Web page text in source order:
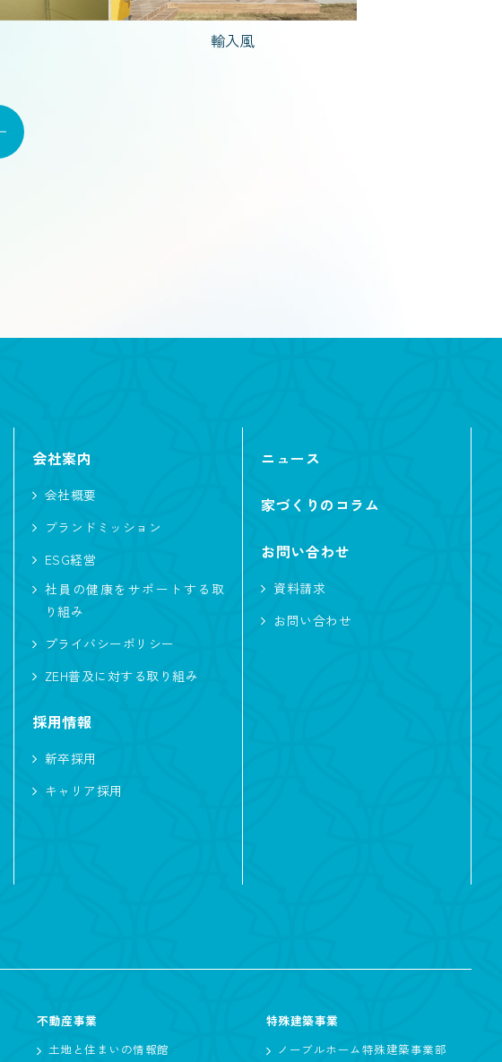
輸入風
ター
回遊動線
シャワールーム
対面キッチン
らす
2階リビング
ぷり
ットする
会社案内
会社概要
ブランドミッション
ESG経営
社員の健康をサポートする取
り組み
プライバシーポリシー
ZEH普及に対する取り組み
採用情報
新卒採用
キャリア採用
ニュース
家づくりのコラム
お問い合わせ
資料請求
お問い合わせ
不動産事業
土地と住まいの情報館
特殊建築事業
ノーブルホーム特殊建築事業部